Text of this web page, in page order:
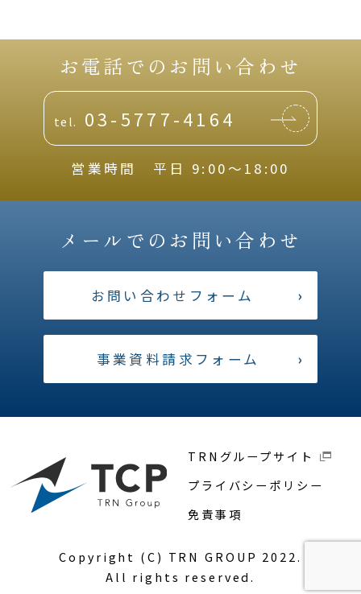
お電話でのお問い合わせ
tel. 03-5777-4164
営業時間 平日 9:00〜18:00
メールでのお問い合わせ
お問い合わせフォーム ›
事業資料請求フォーム ›
TRNグループサイト
プライバシーポリシー
免責事項
Copyright (C) TRN GROUP 2022.
All rights reserved.